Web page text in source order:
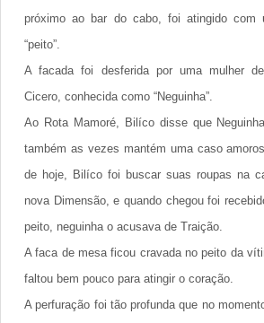
próximo ao bar do cabo, foi atingido com
“peito”.
A facada foi desferida por uma mulher
Cicero, conhecida como “Neguinha”.
Ao Rota Mamoré, Bilíco disse que
também as vezes mantém uma caso
de hoje, Bilíco foi buscar suas roupas na
nova Dimensão, e quando chegou foi
peito, neguinha o acusava de Traição.
A faca de mesa ficou cravada no peito da
faltou bem pouco para atingir o coração.
A perfuração foi tão profunda que no